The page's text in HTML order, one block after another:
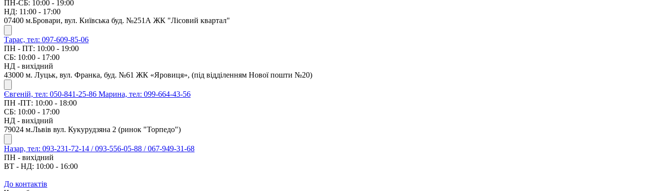
ПН-СБ: 10:00 - 19:00
НД: 11:00 - 17:00
07400 м.Бровари, вул. Київська буд. №251А ЖК "Лісовий квартал"
Тарас, тел: 097-609-85-06
ПН - ПТ: 10:00 - 19:00
СБ: 10:00 - 17:00
НД - вихідний
43000 м. Луцьк, вул. Франка, буд. №61 ЖК «Яровиця», (під відділенням Нової пошти №20)
Євгеній, тел: 050-841-25-86 Марина, тел: 099-664-43-56
ПН -ПТ: 10:00 - 18:00
СБ: 10:00 - 17:00
НД - вихідний
79024 м.Львів вул. Кукурудзяна 2 (ринок "Торпедо")
Назар, тел: 093-231-72-14 / 093-556-05-88 / 067-949-31-68
ПН - вихідний
ВТ - НД: 10:00 - 16:00
До контактів